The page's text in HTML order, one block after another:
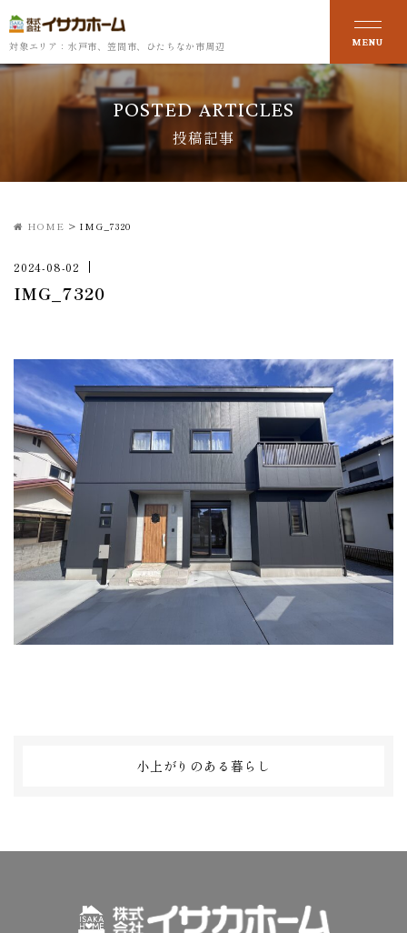
対象エリア：水戸市、笠間市、ひたちなか市周辺
POSTED ARTICLES
投稿記事
HOME > IMG_7320
2024-08-02
IMG_7320
小上がりのある暮らし